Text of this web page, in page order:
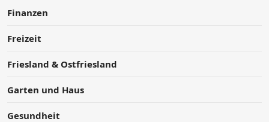
Finanzen
Freizeit
Friesland & Ostfriesland
Garten und Haus
Gesundheit